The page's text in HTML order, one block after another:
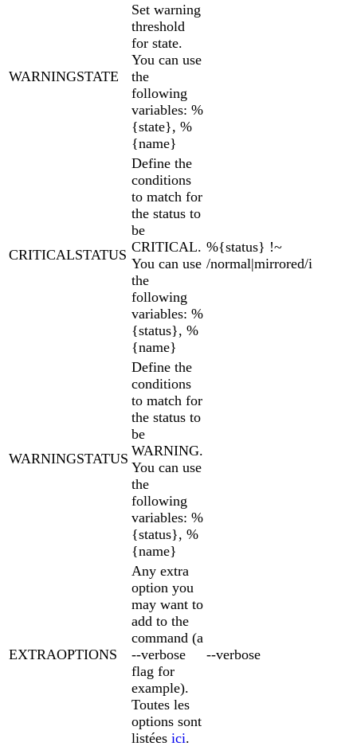
WARNINGSTATE
Set warning
threshold
for state.
You can use
the
following
variables: %
{state}, %
{name}
CRITICALSTATUS
Define the
conditions
to match for
the status to
be
CRITICAL.
You can use
the
following
variables: %
{status}, %
{name}
%{status} !~
/normal|mirrored/i
WARNINGSTATUS
Define the
conditions
to match for
the status to
be
WARNING.
You can use
the
following
variables: %
{status}, %
{name}
EXTRAOPTIONS
Any extra
option you
may want to
add to the
command (a
--verbose
flag for
example).
Toutes les
options sont
listées ici.
--verbose